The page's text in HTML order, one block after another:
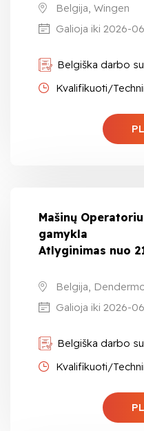
Belgija, Wingen
Galioja iki 2026-
Belgiška darbo
Kvalifikuoti/
Mašinų
gamykla
Atlyginimas nuo
Belgija,
Galioja iki 2026-
Belgiška darbo
Kvalifikuoti/